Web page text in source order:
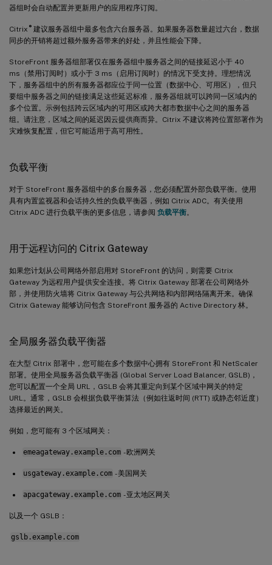
器组时会自动配置并更新用户的应用程序订阅。
Citrix ®建议服务器组中最多包含六台服务器。如果服务器数量超过六台，数据
同步的开销将超过额外服务器带来的好处，并且性能会下降。
StoreFront 服务器组部署仅在服务器组中服务器之间的链接延迟小于 40
ms（禁用订阅时）或小于 3 ms（启用订阅时）的情况下受支持。理想情况
下，服务器组中的所有服务器都应位于同一位置（数据中心、可用区），但只
要组中服务器之间的链接满足这些延迟标准，服务器组就可以跨同一区域内的
多个位置。示例包括跨云区域内的可用区或跨大都市数据中心之间的服务器
组。请注意，区域之间的延迟因云提供商而异。Citrix 不建议将跨位置部署作为
灾难恢复配置，但它可能适用于高可用性。
负载平衡
对于 StoreFront 服务器组中的多台服务器，您必须配置外部负载平衡。使用
具有内置监视器和会话持久性的负载平衡器，例如 Citrix ADC。有关使用
Citrix ADC 进行负载平衡的更多信息，请参阅 负载平衡。
用于远程访问的 Citrix Gateway
如果您计划从公司网络外部启用对 StoreFront 的访问，则需要 Citrix
Gateway 为远程用户提供安全连接。将 Citrix Gateway 部署在公司网络外
部，并使用防火墙将 Citrix Gateway 与公共网络和内部网络隔离开来。确保
Citrix Gateway 能够访问包含 StoreFront 服务器的 Active Directory 林。
全局服务器负载平衡器
在大型 Citrix 部署中，您可能在多个数据中心拥有 StoreFront 和 NetScaler
部署。使用全局服务器负载平衡器 (Global Server Load Balancer, GSLB)，
您可以配置一个全局 URL，GSLB 会将其重定向到某个区域中网关的特定
URL。通常，GSLB 会根据负载平衡算法（例如往返时间 (RTT) 或静态邻近度）
选择最近的网关。
例如，您可能有 3 个区域网关：
emeagateway.example.com - 欧洲网关
usgateway.example.com - 美国网关
apacgateway.example.com - 亚太地区网关
以及一个 GSLB：
gslb.example.com